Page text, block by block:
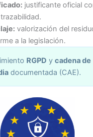
justificante oficial
valorización del
a la legislación.
RGPD ycadena de
documentada (CAE).